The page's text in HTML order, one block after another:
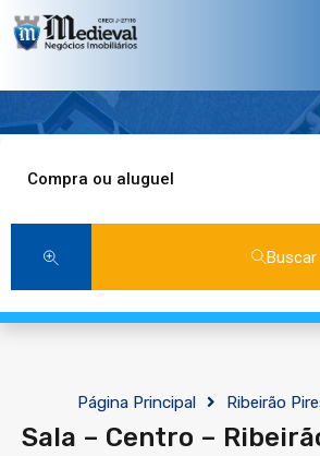
Compra ou aluguel
Buscar
Página Principal Ribeirão
Sala – Centro –